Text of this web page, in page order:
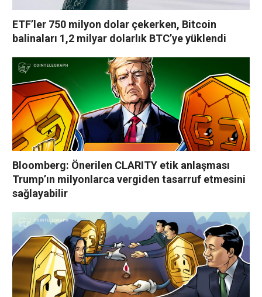
ETF’ler 750 milyon dolar çekerken, Bitcoin
balinaları 1,2 milyar dolarlık BTC’ye yüklendi
Bloomberg: Önerilen CLARITY etik anlaşması
Trump’ın milyonlarca vergiden tasarruf etmesini
sağlayabilir